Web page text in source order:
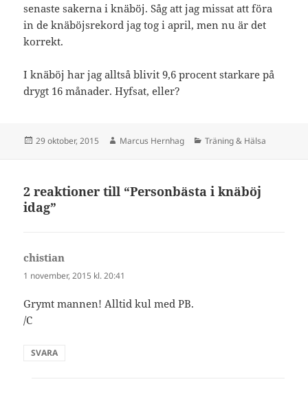
senaste sakerna i knäböj. Såg att jag missat att föra
in de knäböjsrekord jag tog i april, men nu är det
korrekt.
I knäböj har jag alltså blivit 9,6 procent starkare på
drygt 16 månader. Hyfsat, eller?
Postat
29 oktober, 2015 Författare
Marcus Hernhag Kategorier
Träning & Hälsa
2 reaktioner till “Personbästa i knäböj
idag”
chistian
1 november, 2015 kl. 20:41
Grymt mannen! Alltid kul med PB.
/C
SVARA